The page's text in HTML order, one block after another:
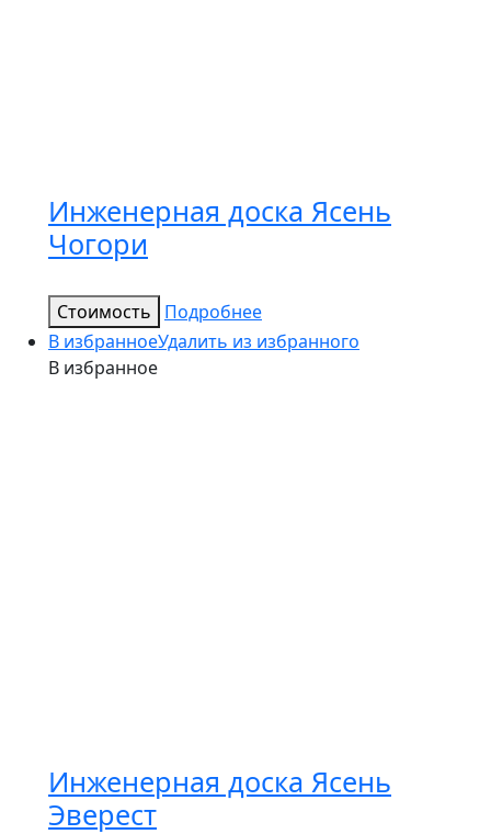
Инженерная доска Ясень
Чогори
Стоимость
Подробнее
В избранноеУдалить из избранного
В избранное
Инженерная доска Ясень
Эверест